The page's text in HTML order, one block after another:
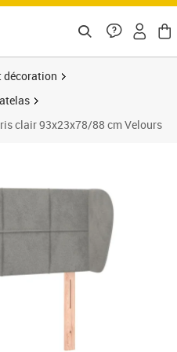
décoration
clair 93x23x78/88 cm Velours